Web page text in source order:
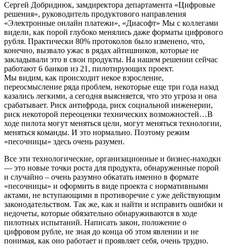
Сергей Добриднюк, замдиректора департамента «Цифровые
решения», руководитель продуктового направления
«Электронные онлайн платежи», «Диасофт» Мы с коллегами
видели, как порой глубоко менялись даже форматы цифрового
рубля. Практически 80% протоколов было изменено, что,
конечно, вызвало ужас в рядах айтишников, которые не
закладывали это в свои продукты. На нашем решении сейчас
работают 6 банков из 21, пилотирующих проект.
Мы видим, как происходит некое взросление,
переосмысление ряда проблем, некоторые еще три года назад
казались легкими, а сегодня выясняется, что это угроза и она
срабатывает. Риск антифрода, риск социальной инженерии,
риск некоторой переоценки технических возможностей…В
ходе пилота могут меняться цели, могут меняться технологии,
меняться команды. И это нормально. Поэтому режим
«песочницы» здесь очень разумен.
Все эти технологические, организационные и бизнес-находки
— это новые точки роста для продукта, обнаруженные порой
и случайно – очень разумно обкатать именно в формате
«песочницы» и оформить в виде проекта с нормативными
актами, не вступающими в противоречие с уже действующим
законодательством. Так же, как и найти и исправить ошибки и
недочеты, которые обязательно обнаруживаются в ходе
пилотных испытаний. Написать закон, положение о
цифровом рубле, не зная до конца об этом явлении и не
понимая, как оно работает и проявляет себя, очень трудно.